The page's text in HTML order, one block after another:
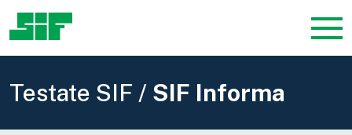
Testate SIF / SIF Informa